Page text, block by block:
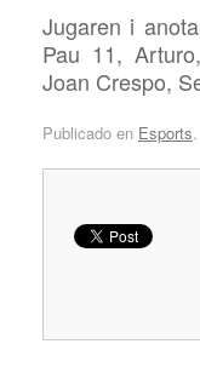
Jugaren i
Pau 11,
Joan Crespo,
Publicado en Esports.